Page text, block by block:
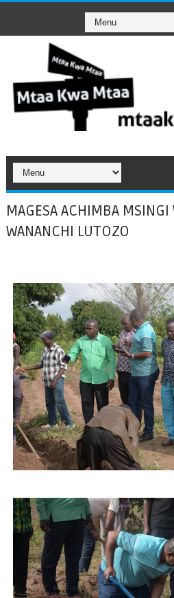
MAGESA ACHIMBA MSINGI
WANANCHI LUTOZO